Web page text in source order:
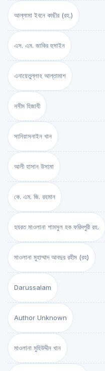
আল্লামা ইবনে কাছীর (রহ.)
এস. এম. জাকির হুসাইন
এনায়েতুল্লাহ আল্‌তামাশ
নসীম হিজাযী
সানিয়াসনাইন খান
আলী হাসান উসামা
কে. এম. জি. রহমান
হযরত মাওলানা শামসুল হক ফরিদপুরী রহ.
মাওলানা মুহাম্মাদ আবদুর রহীম (রহ)
Darussalam
Author Unknown
মাওলানা মুহিউদ্দীন খান